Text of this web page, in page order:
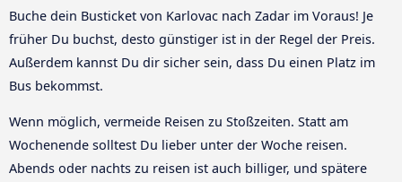
Buche dein Busticket von Karlovac nach Zadar im Voraus! Je
früher Du buchst, desto günstiger ist in der Regel der Preis.
Außerdem kannst Du dir sicher sein, dass Du einen Platz im
Bus bekommst.
Wenn möglich, vermeide Reisen zu Stoßzeiten. Statt am
Wochenende solltest Du lieber unter der Woche reisen.
Abends oder nachts zu reisen ist auch billiger, und spätere